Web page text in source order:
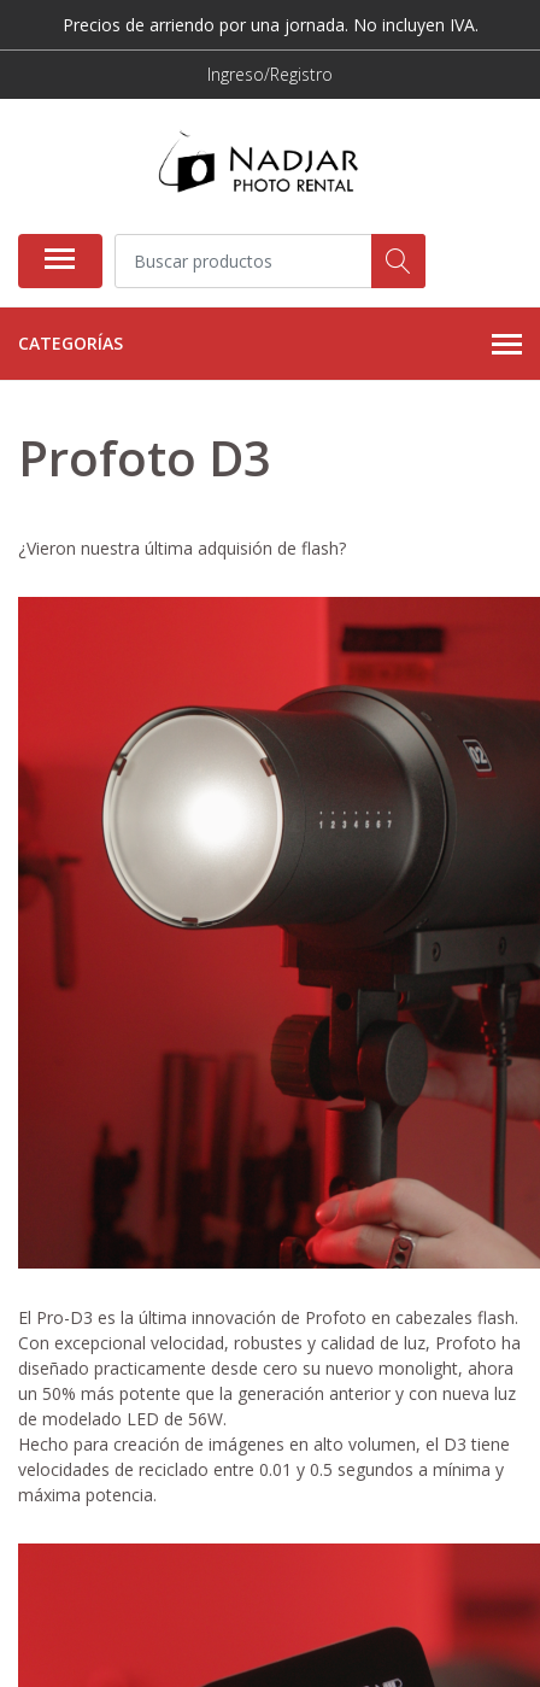
Precios de arriendo por una jornada. No incluyen IVA.
Ingreso/Registro
CATEGORÍAS
Profoto D3
¿Vieron nuestra última adquisión de flash?
El Pro-D3 es la última innovación de Profoto en cabezales flash.
Con excepcional velocidad, robustes y calidad de luz, Profoto ha
diseñado practicamente desde cero su nuevo monolight, ahora
un 50% más potente que la generación anterior y con nueva luz
de modelado LED de 56W.
Hecho para creación de imágenes en alto volumen, el D3 tiene
velocidades de reciclado entre 0.01 y 0.5 segundos a mínima y
máxima potencia.